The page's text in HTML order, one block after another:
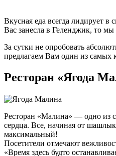
Вкусная еда всегда лидирует
Вас занесла в Геленджик, то
За сутки не опробовать
предлагаем Вам один из самых
Ресторан «Ягода
Ресторан «Малина» — одно из
сердца. Все, начиная от
максимальный!
Посетители отмечают
«Время здесь будто